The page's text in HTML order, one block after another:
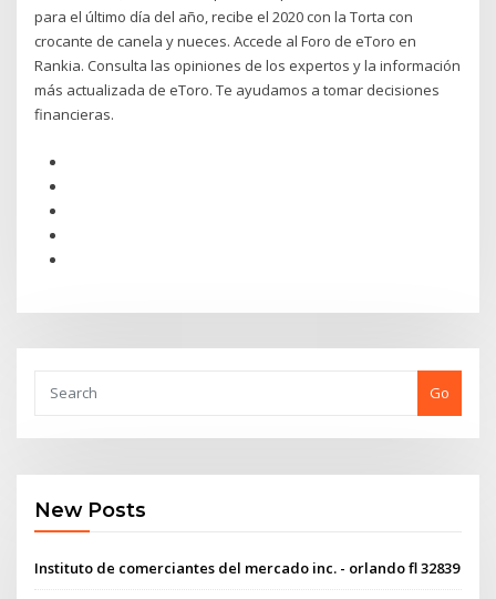
para el último día del año, recibe el 2020 con la Torta con
crocante de canela y nueces. Accede al Foro de eToro en
Rankia. Consulta las opiniones de los expertos y la información
más actualizada de eToro. Te ayudamos a tomar decisiones
financieras.
Go
New Posts
Instituto de comerciantes del mercado inc. - orlando fl 32839